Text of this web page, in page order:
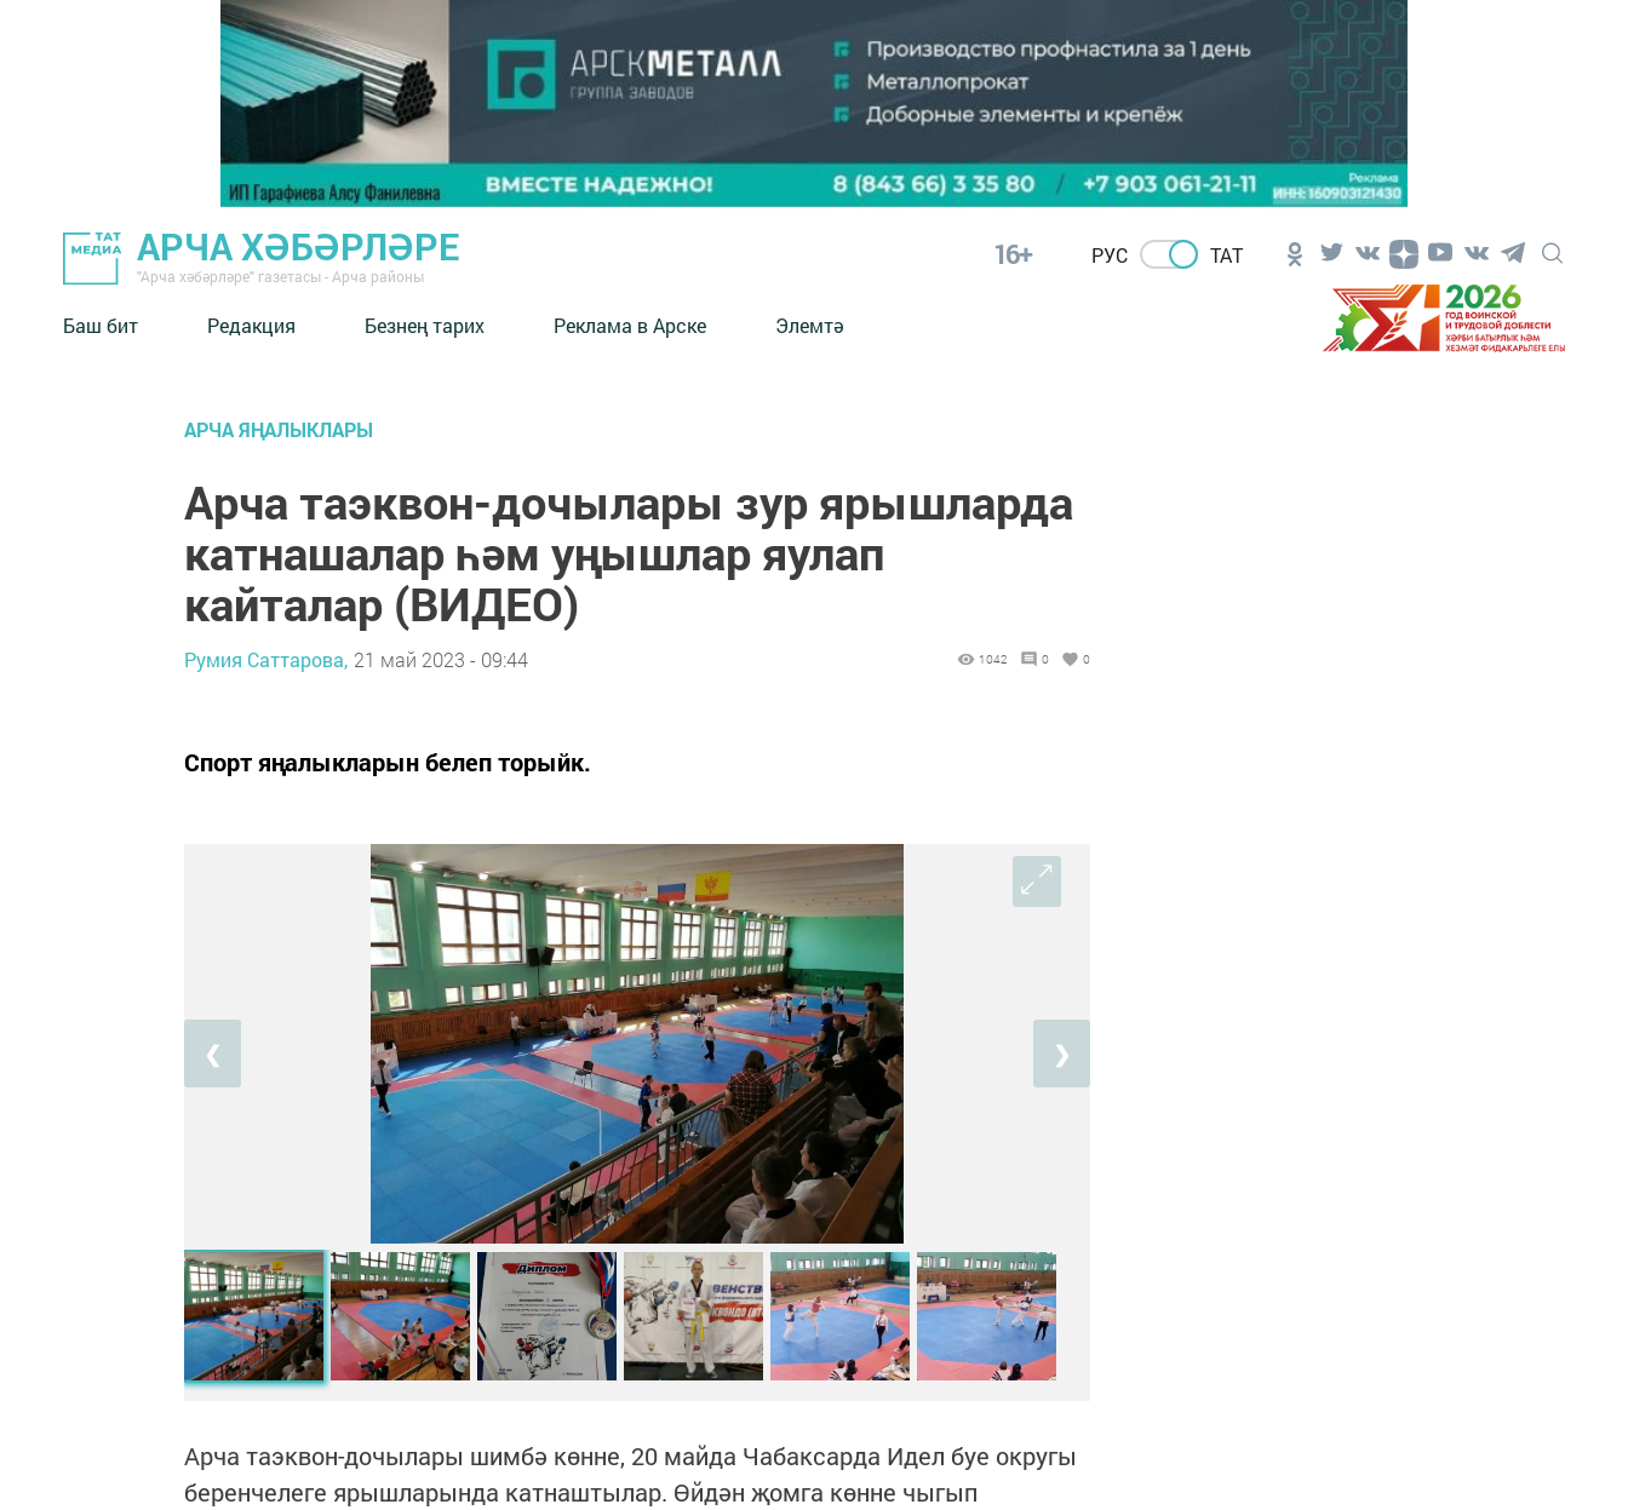
АРЧА ХӘБӘРЛӘРЕ
"Арча хәбәрләре" газетасы - Арча районы
16+ РУС ТАТ
Баш бит Редакция Безнең тарих Реклама в Арске Элемтә
АРЧА ЯҢАЛЫКЛАРЫ
Арча таэквон-дочылары зур ярышларда
катнашалар һәм уңышлар яулап
кайталар (ВИДЕО)
Румия Саттарова, 21 май 2023 - 09:44 1042 0 0
Спорт яңалыкларын белеп торыйк.
❮ ❯
Арча таэквон-дочылары шимбә көнне, 20 майда Чабаксарда Идел буе округы
беренчелеге ярышларында катнаштылар. Өйдән җомга көнне чыгып